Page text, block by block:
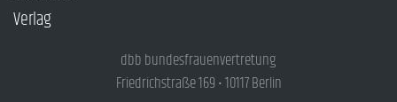
Verlag
dbb bundesfrauenvertretung
Friedrichstraße 169 • 10117 Berlin